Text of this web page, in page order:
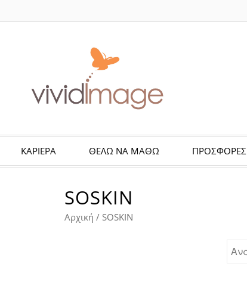
ΚΑΡΙΕΡΑ ΘΈΛΩ ΝΑ ΜΆΘΩ ΠΡΟΣΦΟΡΕΣ
SOSKIN
Αρχική / SOSKIN